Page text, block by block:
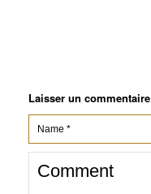
Laisser un commentaire